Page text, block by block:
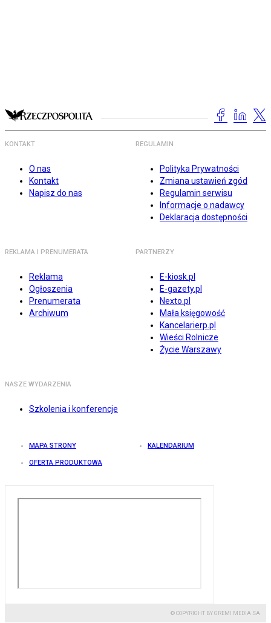
KONTAKT
O nas
Kontakt
Napisz do nas
REGULAMIN
Polityka Prywatności
Zmiana ustawień zgód
Regulamin serwisu
Informacje o nadawcy
Deklaracja dostępności
REKLAMA I PRENUMERATA
Reklama
Ogłoszenia
Prenumerata
Archiwum
PARTNERZY
E-kiosk.pl
E-gazety.pl
Nexto.pl
Mała księgowość
Kancelarierp.pl
Wieści Rolnicze
Życie Warszawy
NASZE WYDARZENIA
Szkolenia i konferencje
MAPA STRONY KALENDARIUM
OFERTA PRODUKTOWA
© COPYRIGHT BY GREMI MEDIA SA